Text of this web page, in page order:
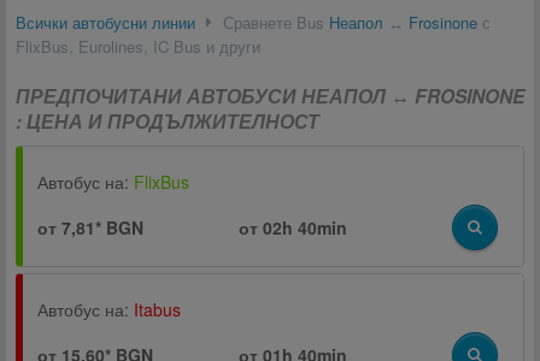
Всички автобусни линии Сравнете Bus Неапол ↔ Frosinone с
FlixBus, Eurolines, IC Bus и други
ПРЕДПОЧИТАНИ АВТОБУСИ НЕАПОЛ ↔ FROSINONE
: ЦЕНА И ПРОДЪЛЖИТЕЛНОСТ
Автобус на: FlixBus
от 7,81* BGN
от02h 40min
Автобус на: Itabus
от 15,60* BGN
от01h 40min